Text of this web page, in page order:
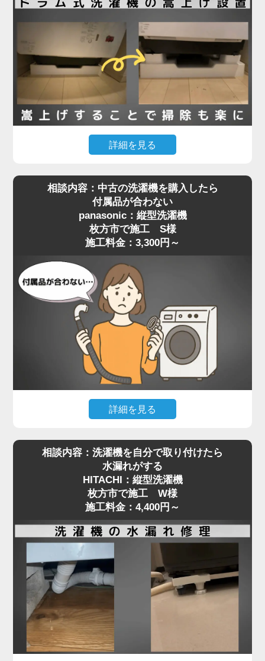
栓金具）が本体と干渉してしまい、奥まで入らず断
念されたとのことでした。
現地確認のうえ、干渉の原因が水栓の出っ張りであ
ることを特定。そこで、出幅の少ない「壁ピタ水
栓」に交換することで、洗濯機がすっきり収まるス
ペースを確保しました。その後、洗濯機を慎重に搬
入・設置し、給水・排水ホースの接続、動作確認ま
で丁寧に対応。施工料金は13,780円～で、機器の扱
いが難しい場所でもしっかりサポートしています。
洗濯機取り付けは「置くだけ」では済まない場合も
多く、ちょっとした配管や水栓の干渉が障害になる
ことがあります。設置でお困りの際は、ぜひ専門業
者へご相談ください。プロの目線で、的確な対応を
ご提案いたします。
詳細を見る
圧洗浄に対応するには、洗濯機を嵩上げしないとい
けない」と管理会社から案内されたものの、「洗濯
機が重すぎて持ち上げられない」というお悩みで、
枚方市でご依頼いただいたK様の施工事例をご紹介
設置されていたのは、Panasonicのドラム式洗濯
機。一般的な縦型と比べて本体が非常に重く、ご自
身で嵩上げ台を取り付けるのは現実的ではありませ
んでした。当店では、専用の工具で熟練のスタッフ
が慎重に本体を持ち上げ、水平を保ったまま嵩上げ
台を正しく設置。わずかな傾きでも動作や振動に影
響が出るため、細部まで調整しながら施工を進めま
施工後は洗濯機の下に空間ができたことで、今後の
配管清掃もスムーズに行える状態に。施工料金は
洗濯機取り付けにおける嵩上げ作業は、重量物の取
り扱いと設置バランスが重要。プロの手による確実
な設置をご希望の方は、ぜひ一度ご相談ください。
安全かつ丁寧に対応いたします。
相談内容：中古の洗濯機を購入したら
付属品が合わない
panasonic：縦型洗濯機
枚方市で施工 S様
施工料金：3,300円～
詳細を見る
で、状態の良い中古の洗濯機を購入される方も増え
ていますが、**実際に設置しようとした際に「付属
品が合わない」といったトラブルも少なくありませ
ん。枚方市で施工をご依頼いただいたS様も、中古
で購入されたPanasonicの縦型洗濯機の取り付けに
お困りでした。
具体的には、給水ホースの形状がご自宅の水栓と合
わず、さらに排水ホースも短くて排水口まで届かな
い状態。当店では、現地の設備に合った専用の給水
ホースをその場で用意し、排水ホースも延長パーツ
で対応。しっかりと固定・接続を行い、動作確認ま
で丁寧にサポートしました。施工料金は3,300円～
で、無駄な出費を抑えつつ、安全に取り付けを完了
相談内容：洗濯機を自分で取り付けたら
水漏れがする
HITACHI：縦型洗濯機
枚方市で施工 W様
施工料金：4,400円～